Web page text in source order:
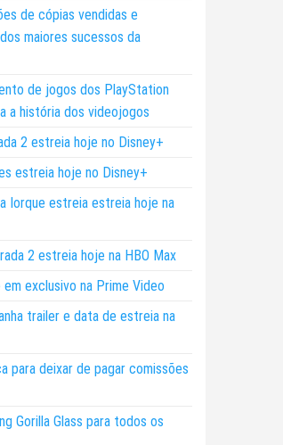
de cópias vendidas e
maiores sucessos da
de jogos dos PlayStation
a história dos videojogos
2 estreia hoje no Disney+
estreia hoje no Disney+
Iorque estreia estreia hoje na
2 estreia hoje na HBO Max
exclusivo na Prime Video
trailer e data de estreia na
para deixar de pagar comissões
Gorilla Glass para todos os